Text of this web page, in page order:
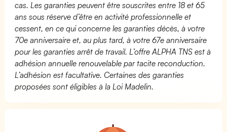
cas. Les garanties peuvent être souscrites entre 18 et 65
ans sous réserve d’être en activité professionnelle et
cessent, en ce qui concerne les garanties décès, à votre
70e anniversaire et, au plus tard, à votre 67e anniversaire
pour les garanties arrêt de travail. L’offre ALPHA TNS est à
adhésion annuelle renouvelable par tacite reconduction.
L’adhésion est facultative. Certaines des garanties
proposées sont éligibles à la Loi Madelin.